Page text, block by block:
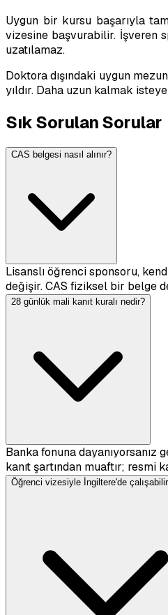
Uygun bir kursu başarıyla
vizesine başvurabilir. İşveren
uzatılamaz.
Doktora dışındaki uygun
yıldır. Daha uzun kalmak
Sık Sorulan Sorular
CAS belgesi nasıl alınır?
Lisanslı öğrenci sponsoru,
değişir. CAS fiziksel bir belge
28 günlük mali kanıt kuralı nedir?
Banka fonuna
kanıt şartından muaftır; resmi
Öğrenci vizesiyle İngiltere'de